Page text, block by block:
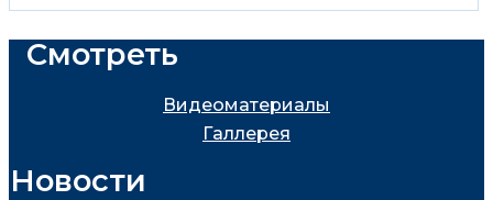
Смотреть
Видеоматериалы
Галлерея
Новости